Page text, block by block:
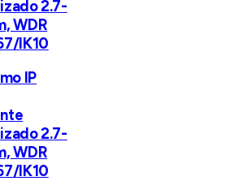
2.7-
WDR
IK10
IP
2.7-
WDR
IK10